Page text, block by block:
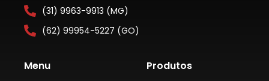
(31) 9963-9913 (MG)
(62) 99954-5227 (GO)
Menu Produtos